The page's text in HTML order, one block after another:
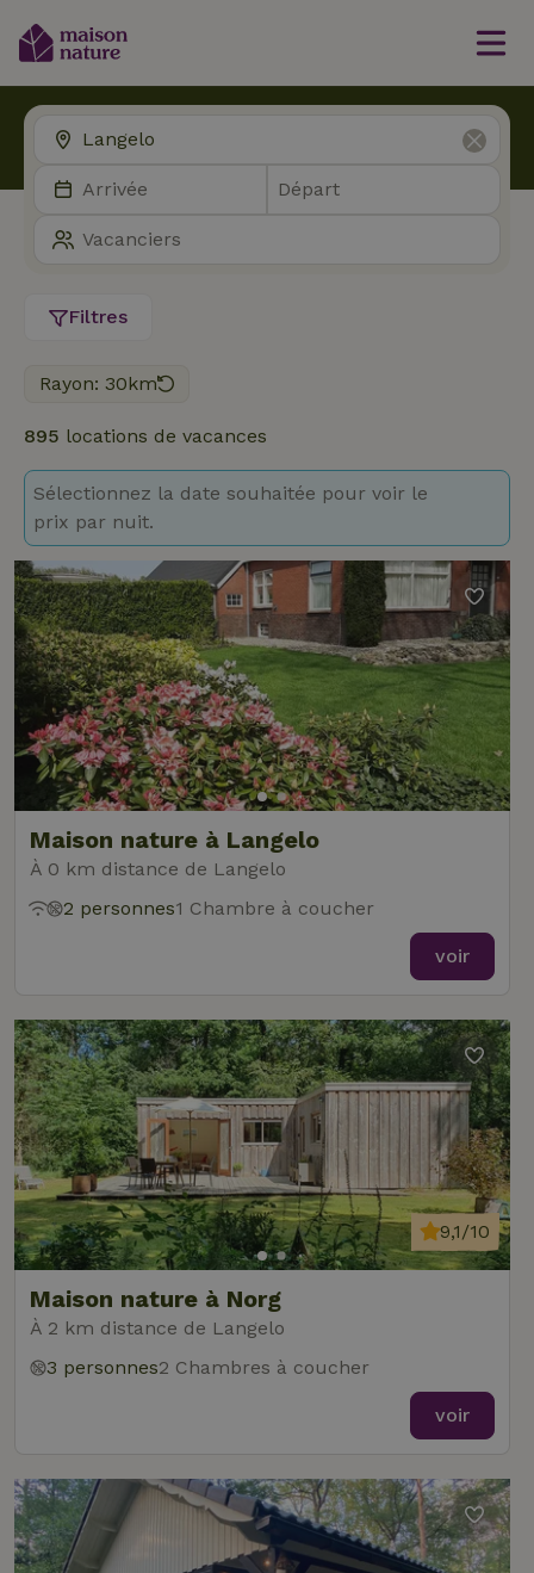
Filtres
Rayon: 30km
895 locations de vacances
Sélectionnez la date souhaitée pour voir le
prix par nuit.
Maison nature à Langelo
À 0 km distance de Langelo
2 personnes1 Chambre à coucher
voir
Maison nature à Norg
À 2 km distance de Langelo
9,1/10
3 personnes2 Chambres à coucher
voir